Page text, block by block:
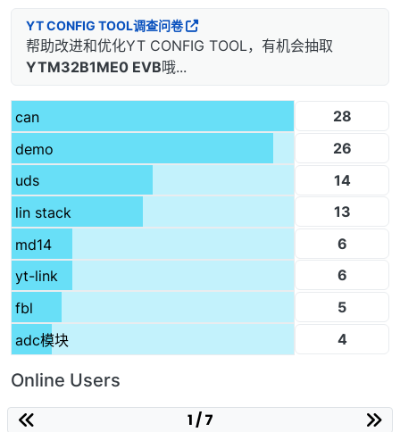
YT CONFIG TOOL调查问卷
帮助改进和优化YT CONFIG TOOL，有机会抽取
YTM32B1ME0 EVB哦...
can
28
demo
26
uds
14
lin stack
13
md14
6
yt-link
6
fbl
5
adc模块
4
Online Users
1 / 7